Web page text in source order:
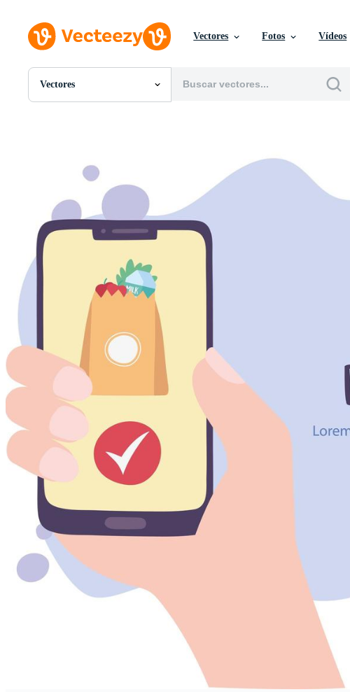
Vectores Fotos Vídeos
Vectores
Todas Imágenes
Plantillas
Videos
Gráficos en Movimiento
Imágenes Editoriales